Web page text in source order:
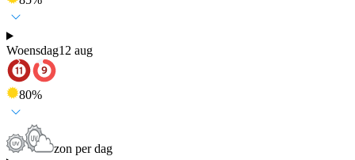
Woensdag12 aug
80%
zon per dag